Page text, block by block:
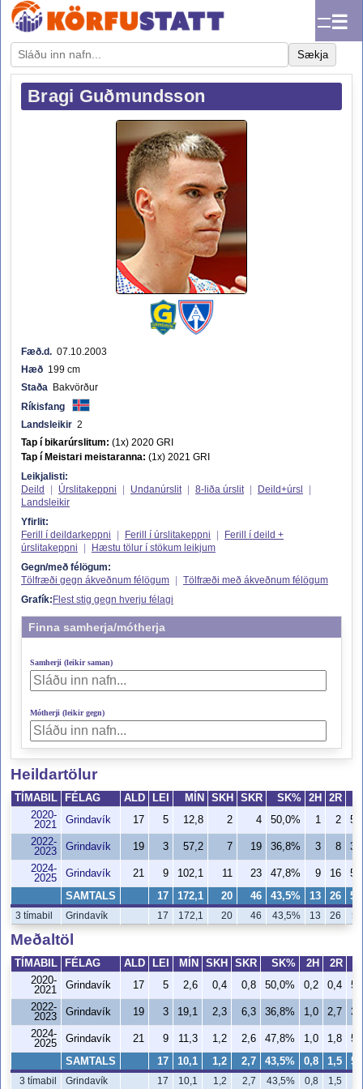
☰
Sækja
Bragi Guðmundsson
Fæð.d. 07.10.2003
Hæð 199 cm
Staða Bakvörður
Ríkisfang
Landsleikir 2
Tap í bikarúrslitum: (1x) 2020 GRI
Tap í Meistari meistaranna: (1x) 2021 GRI
Leikjalisti:
Deild
Úrslitakeppni Undanúrslit 8-liða úrslit Deild+úrsl
Landsleikir
Yfirlit:
Ferill í deildarkeppni
Ferill í úrslitakeppni
Ferill í deild +
úrslitakeppni
Hæstu tölur í stökum leikjum
Gegn/með félögum:
Tölfræði gegn ákveðnum félögum
Tölfræði með ákveðnum félögum
Grafík: Flest stig gegn hverju félagi
Finna samherja/mótherja
Samherji (leikir saman)
Mótherji (leikir gegn)
Heildartölur
TÍMABIL FÉLAG ALD LEI MÍN SKH SKR SK% 2H 2R
2020-
2021
Grindavík 17 5 12,8 2 4 50,0% 1 2
2022-
2023
Grindavík 19 3 57,2 7 19 36,8% 3 8
2024-
2025
Grindavík 21 9 102,1 11 23 47,8% 9 16
SAMTALS 17 172,1 20 46 43,5% 13 26
3 tímabil Grindavík 17 172,1 20 46 43,5% 13 26
Meðaltöl
TÍMABIL FÉLAG ALD LEI MÍN SKH SKR SK% 2H 2R
2020-
2021
Grindavík 17 5 2,6 0,4 0,8 50,0% 0,2 0,4
2022-
2023
Grindavík 19 3 19,1 2,3 6,3 36,8% 1,0 2,7
2024-
2025
Grindavík 21 9 11,3 1,2 2,6 47,8% 1,0 1,8
SAMTALS 17 10,1 1,2 2,7 43,5% 0,8 1,5
3 tímabil Grindavík 17 10,1 1,2 2,7 43,5% 0,8 1,5